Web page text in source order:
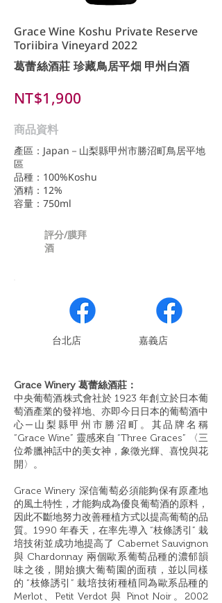
Grace Wine Koshu Private Reserve
Toriibira Vineyard 2022
葛蕾絲酒莊 珍藏鳥居平畑 甲州白酒
NT$1,900
商品資料
產區：Japan－山梨縣甲州市勝沼町鳥居平地
區
品種：100%Koshu
酒精：12%
容量：750ml
評分/膜拜
酒
​台北店 嘉義店
Grace Winery 葛蕾絲酒莊：
中央葡萄酒株式會社於 1923 年創立於日本葡
萄酒產業的發祥地、亦即今日日本的葡萄酒中
心─山梨縣甲州市勝沼町。其品牌名稱
“Grace Wine” 靈感來自 “Three Graces” 〈三
位希臘神話中的美女神，象徵光輝、喜悅與花
開〉。
Grace Winery 深信葡萄必須能夠保有原產地
的風土特性，才能夠成為優良葡萄酒的原料，
因此不斷地努力改善種植方式以提高葡萄的品
質。1990 年春天，在率先導入 “枝條誘引” 栽
培技術並成功地提高了 Cabernet Sauvignon
與 Chardonnay 兩個歐系葡萄品種的濃郁韻
味之後，開始擴大葡萄園的面積，並以同樣
的 “枝條誘引” 栽培技術種植同為歐系品種的
Merlot、Petit Verdot 與 Pinot Noir。2002